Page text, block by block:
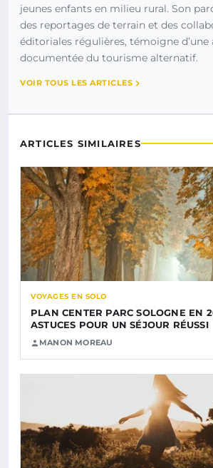
jeunes enfants en milieu rural. Son
des reportages de terrain et des
éditoriales régulières, témoigne d’une
documentée du tourisme alternatif.
VOIR TOUS LES ARTICLES
ARTICLES SIMILAIRES
VOYAGES EN SOLO
PLAN CENTER PARC SOLOGNE EN
ASTUCES POUR UN SÉJOUR RÉUSSI
MANON MOREAU